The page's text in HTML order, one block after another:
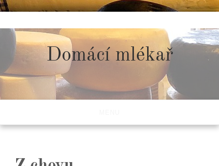
to
content
Domácí mlékař